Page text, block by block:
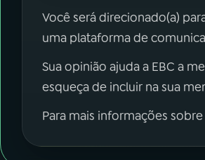
Você será direcionado(a)
uma plataforma de
Sua opinião ajuda a EBC a
esqueça de incluir na sua
Para mais informações